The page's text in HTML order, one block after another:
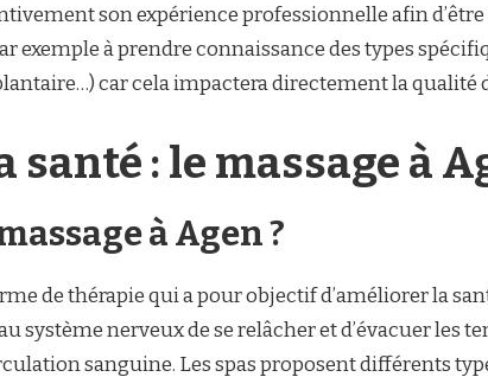
son expérience professionnelle afin
exemple à prendre connaissance des types
car cela impactera directement la qualité
santé : le massage à
à Agen ?
de thérapie qui a pour objectif d’améliorer la
système nerveux de se relâcher et d’évacuer les
sanguine. Les spas proposent différents